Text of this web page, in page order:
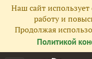
Наш сайт
работу и
Продолжая
Политикой